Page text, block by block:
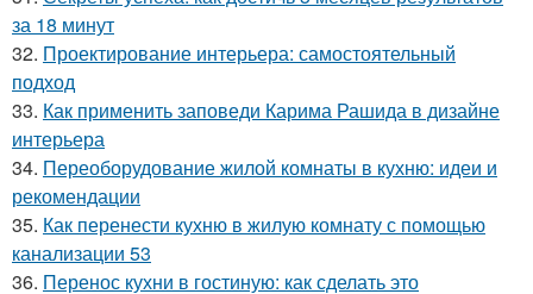
за 18 минут
32. Проектирование интерьера: самостоятельный
подход
33. Как применить заповеди Карима Рашида в дизайне
интерьера
34. Переоборудование жилой комнаты в кухню: идеи и
рекомендации
35. Как перенести кухню в жилую комнату с помощью
канализации 53
36. Перенос кухни в гостиную: как сделать это